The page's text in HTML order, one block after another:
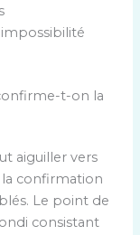
t-on la
aiguiller vers
la confirmation
Le point de
consistant